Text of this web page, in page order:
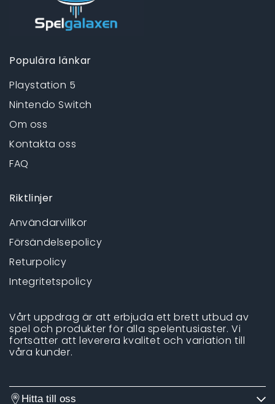
Populära länkar
Playstation 5
Nintendo Switch
Om oss
Kontakta oss
FAQ
Riktlinjer
Användarvillkor
Försändelsepolicy
Returpolicy
Integritetspolicy
Vårt uppdrag är att erbjuda ett brett utbud av
spel och produkter för alla spelentusiaster. Vi
fortsätter att leverera kvalitet och variation till
våra kunder.
Hitta till oss